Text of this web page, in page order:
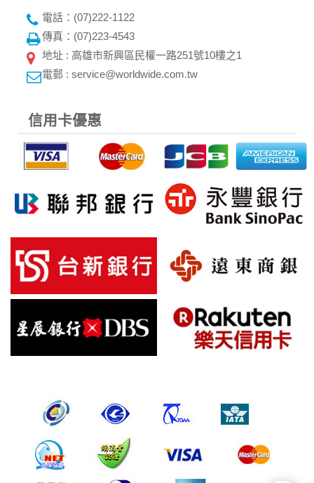
電話：(07)222-1122
傳真：(07)223-4543
地址 : 高雄市新興區民權一路251號10樓之1
電郵 : service@worldwide.com.tw
信用卡優惠